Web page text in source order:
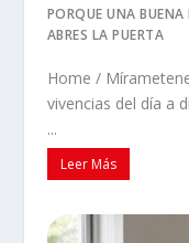
PORQUE UNA BUENA
ABRES LA PUERTA
Home /
vivencias del día a
...
Leer Más